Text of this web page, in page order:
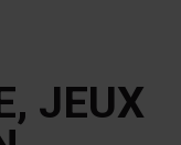
JEUX